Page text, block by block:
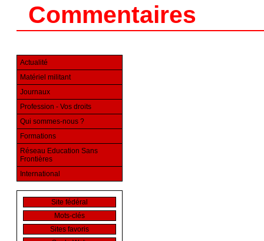
Commentaires
Actualité
Matériel militant
Journaux
Profession - Vos droits
Qui sommes-nous ?
Formations
Réseau Education Sans
Frontières
International
Site fédéral
Mots-clés
Sites favoris